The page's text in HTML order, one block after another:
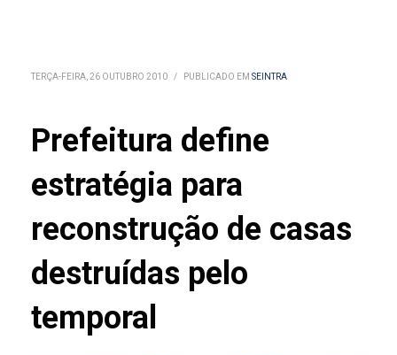
TERÇA-FEIRA, 26 OUTUBRO 2010 / PUBLICADO EM SEINTRA
Prefeitura define
estratégia para
reconstrução de casas
destruídas pelo
temporal